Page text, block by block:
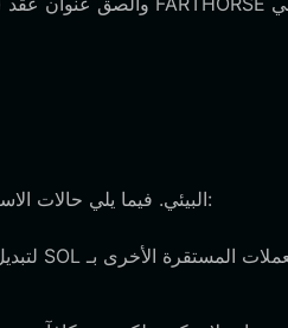
بمجرد أن تصبح محفظتك جاهزة، يمكنك الانخراط بعمق في نظام FARTHORSE البيئي. فيما يلي حالات الاستخدام الأساسية: